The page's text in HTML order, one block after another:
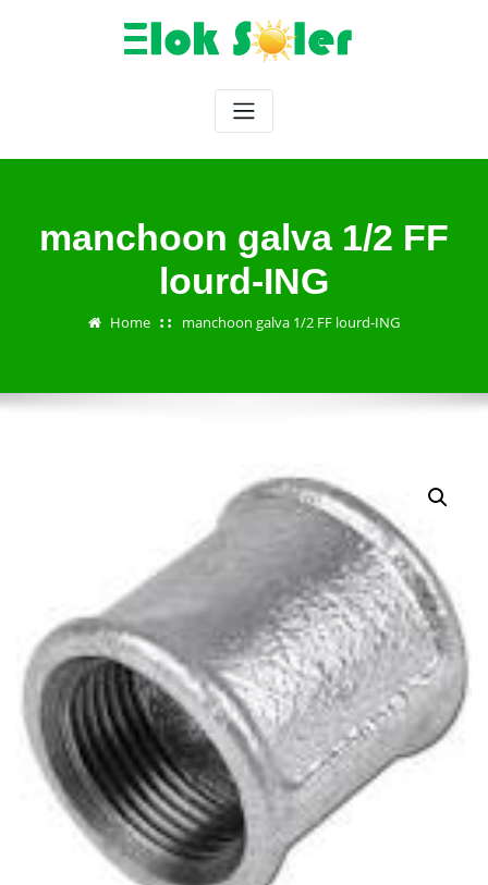
manchoon galva 1/2 FF
lourd-ING
Home manchoon galva 1/2 FF lourd-ING